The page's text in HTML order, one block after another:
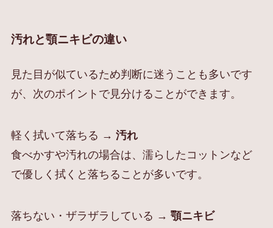
汚れと顎ニキビの違い
見た目が似ているため判断に迷うことも多いです
が、次のポイントで見分けることができます。
軽く拭いて落ちる → 汚れ
食べかすや汚れの場合は、濡らしたコットンなど
で優しく拭くと落ちることが多いです。
落ちない・ザラザラしている → 顎ニキビ